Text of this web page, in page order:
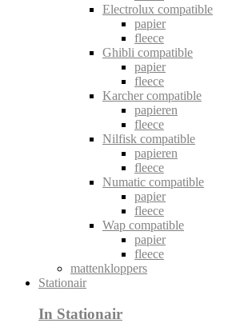
Electrolux compatible
papier
fleece
Ghibli compatible
papier
fleece
Karcher compatible
papieren
fleece
Nilfisk compatible
papieren
fleece
Numatic compatible
papier
fleece
Wap compatible
papier
fleece
mattenkloppers
Stationair
In Stationair